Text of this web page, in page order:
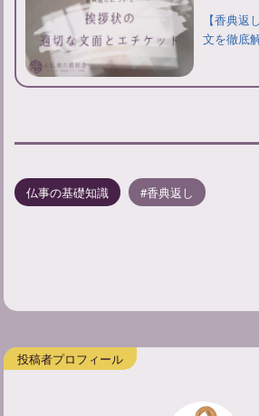
【香典返
文を徹底
仏事の基礎知識 香典返し